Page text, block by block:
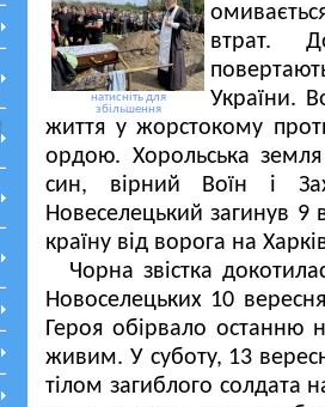
натисніть для
збільшення
втрат.
України.
життя у жорстокому
ордою. Хорольська земля
син, вірний Воїн і
Новеселецький загинув 9
країну від ворога на
Чорна звістка
Новоселецьких 10
Героя обірвало останню
живим. У суботу, 13
тілом загиблого